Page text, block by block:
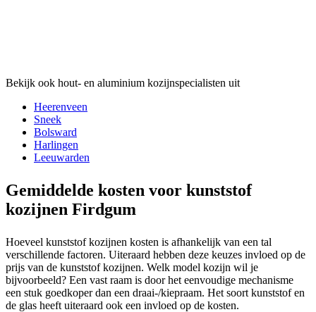
Bekijk ook hout- en aluminium kozijnspecialisten uit
Heerenveen
Sneek
Bolsward
Harlingen
Leeuwarden
Gemiddelde kosten voor kunststof
kozijnen Firdgum
Hoeveel kunststof kozijnen kosten is afhankelijk van een tal
verschillende factoren. Uiteraard hebben deze keuzes invloed op de
prijs van de kunststof kozijnen. Welk model kozijn wil je
bijvoorbeeld? Een vast raam is door het eenvoudige mechanisme
een stuk goedkoper dan een draai-/kiepraam. Het soort kunststof en
de glas heeft uiteraard ook een invloed op de kosten.